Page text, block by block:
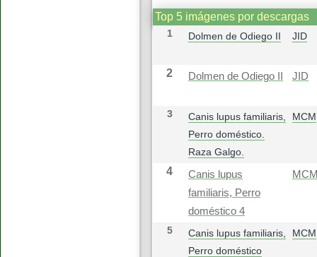
Top 5 imágenes por descargas
1 Dolmen de Odiego II JID
2 Dolmen de Odiego II JID
3
Canis lupus familiaris,
Perro doméstico.
Raza Galgo.
MCM
4
Canis lupus
familiaris, Perro
doméstico 4
5
Canis lupus familiaris,
Perro doméstico
MCM